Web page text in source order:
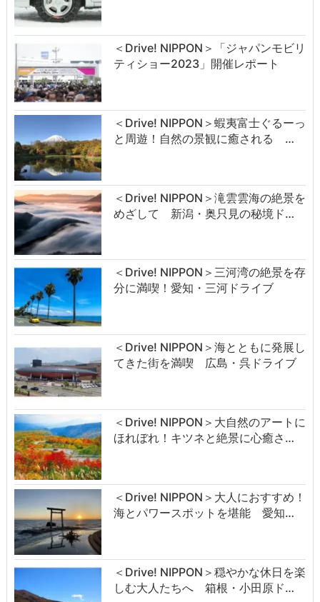
＜Drive! NIPPON＞「ジャパンモビリ
ティショー2023」開催レポート
＜Drive! NIPPON＞蝦夷富士ぐるーっ
と周遊！自然の景観に癒される …
＜Drive! NIPPON＞滝雲雲海の絶景を
めざして 新潟・奥只見の秘境ド…
＜Drive! NIPPON＞三河湾の絶景を存
分に満喫！愛知・三河ドライブ
＜Drive! NIPPON＞海とともに発展し
てきた街を満喫 広島・呉ドライブ
＜Drive! NIPPON＞大自然のアートに
ほれぼれ！キツネと絶景に心癒さ…
＜Drive! NIPPON＞大人におすすめ！
海とパワースポットを堪能 愛知…
＜Drive! NIPPON＞穏やかな休日を楽
しむ大人たちへ 箱根・小田原ド…